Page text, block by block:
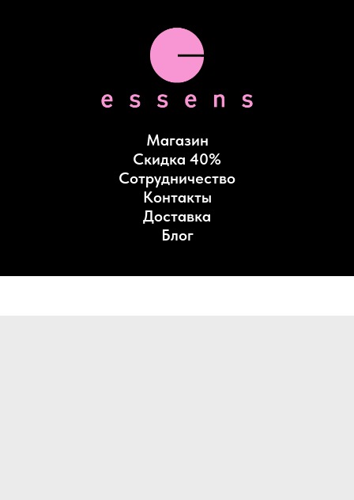
Магазин
Скидка 40%
Сотрудничество
Контакты
Доставка
Блог